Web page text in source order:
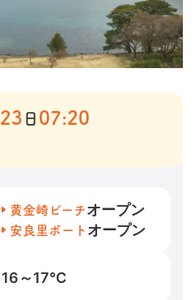
23 日 07:20
黄金崎ビーチオープン
安良里ボート オープン
16～17℃